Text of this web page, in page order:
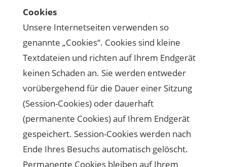
Cookies
Unsere Internetseiten verwenden so
genannte „Cookies“. Cookies sind kleine
Textdateien und richten auf Ihrem Endgerät
keinen Schaden an. Sie werden entweder
vorübergehend für die Dauer einer Sitzung
(Session-Cookies) oder dauerhaft
(permanente Cookies) auf Ihrem Endgerät
gespeichert. Session-Cookies werden nach
Ende Ihres Besuchs automatisch gelöscht.
Permanente Cookies bleiben auf Ihrem